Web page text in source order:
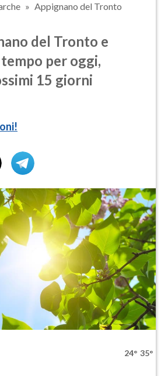
Appignano del Tronto
del Tronto e
per oggi,
15 giorni
24° 35°